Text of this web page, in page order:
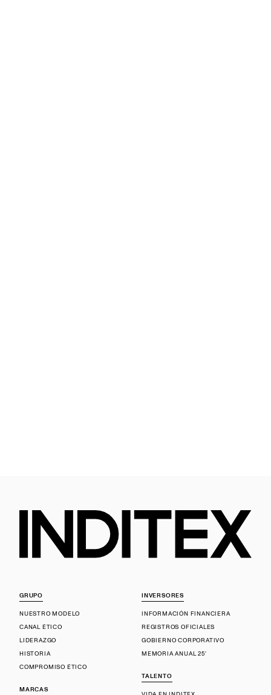
GRUPO
NUESTRO MODELO
CANAL ÉTICO
LIDERAZGO
HISTORIA
COMPROMISO ÉTICO
MARCAS
INVERSORES
INFORMACIÓN FINANCIERA
REGISTROS OFICIALES
GOBIERNO CORPORATIVO
MEMORIA ANUAL 25'
TALENTO